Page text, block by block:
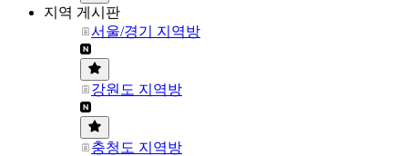
지역 게시판
서울/경기 지역방
강원도 지역방
충청도 지역방